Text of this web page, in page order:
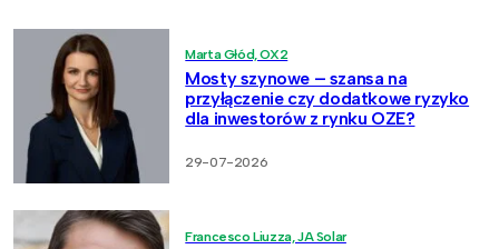
Marta Głód, OX2
Mosty szynowe – szansa na
przyłączenie czy dodatkowe ryzyko
dla inwestorów z rynku OZE?
29-07-2026
Francesco Liuzza, JA Solar